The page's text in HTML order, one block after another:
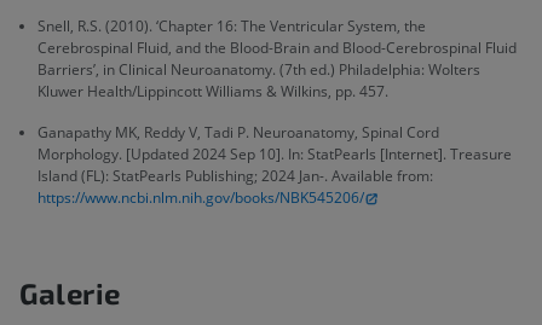
Snell, R.S. (2010). ‘Chapter 16: The Ventricular System, the
Cerebrospinal Fluid, and the Blood-Brain and Blood-Cerebrospinal Fluid
Barriers’, in Clinical Neuroanatomy. (7th ed.) Philadelphia: Wolters
Kluwer Health/Lippincott Williams & Wilkins, pp. 457.
Ganapathy MK, Reddy V, Tadi P. Neuroanatomy, Spinal Cord
Morphology. [Updated 2024 Sep 10]. In: StatPearls [Internet]. Treasure
Island (FL): StatPearls Publishing; 2024 Jan-. Available from:
https://www.ncbi.nlm.nih.gov/books/NBK545206/
Galerie